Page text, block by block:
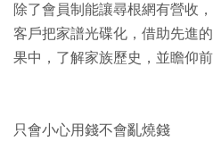
除了會員制能讓尋根網有營收
客戶把家譜光碟化，借助先進
果中，了解家族歷史，並瞻仰前
只會小心用錢不會亂燒錢